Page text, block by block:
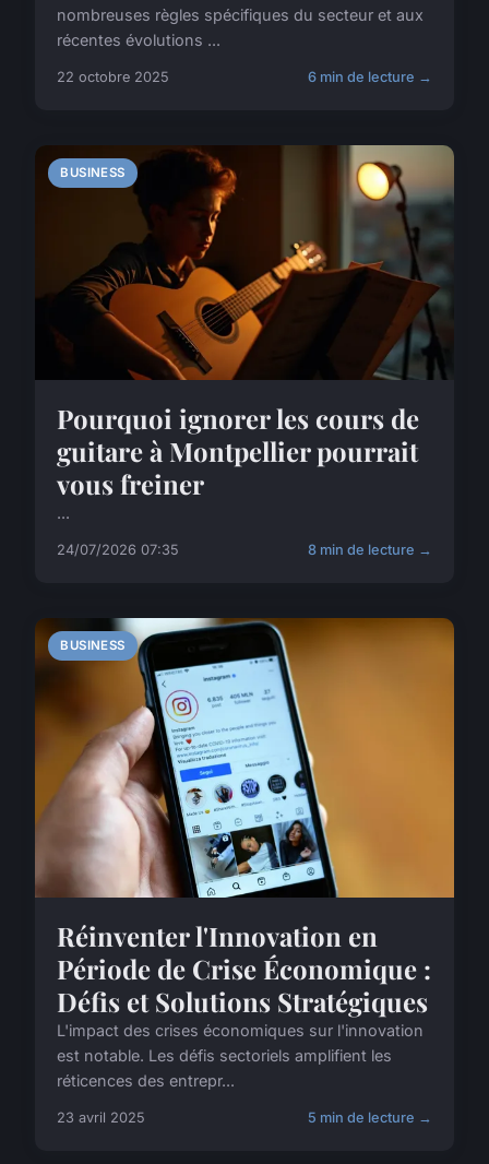
nombreuses règles spécifiques du secteur et aux
récentes évolutions ...
22 octobre 2025 6 min de lecture →
BUSINESS
Pourquoi ignorer les cours de
guitare à Montpellier pourrait
vous freiner
...
24/07/2026 07:35 8 min de lecture →
BUSINESS
Réinventer l'Innovation en
Période de Crise Économique :
Défis et Solutions Stratégiques
L'impact des crises économiques sur l'innovation
est notable. Les défis sectoriels amplifient les
réticences des entrepr...
23 avril 2025 5 min de lecture →